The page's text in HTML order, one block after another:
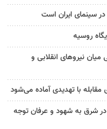
سینمای ایران است
روسیه
نیروهای انقلابی و
با تهدیدی آماده می‌شود
شرق به شهود و عرفان توجه